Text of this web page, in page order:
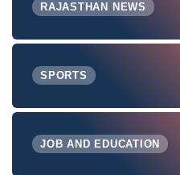
RAJASTHAN NEWS
SPORTS
JOB AND EDUCATION